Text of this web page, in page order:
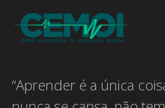
“Aprender é a única